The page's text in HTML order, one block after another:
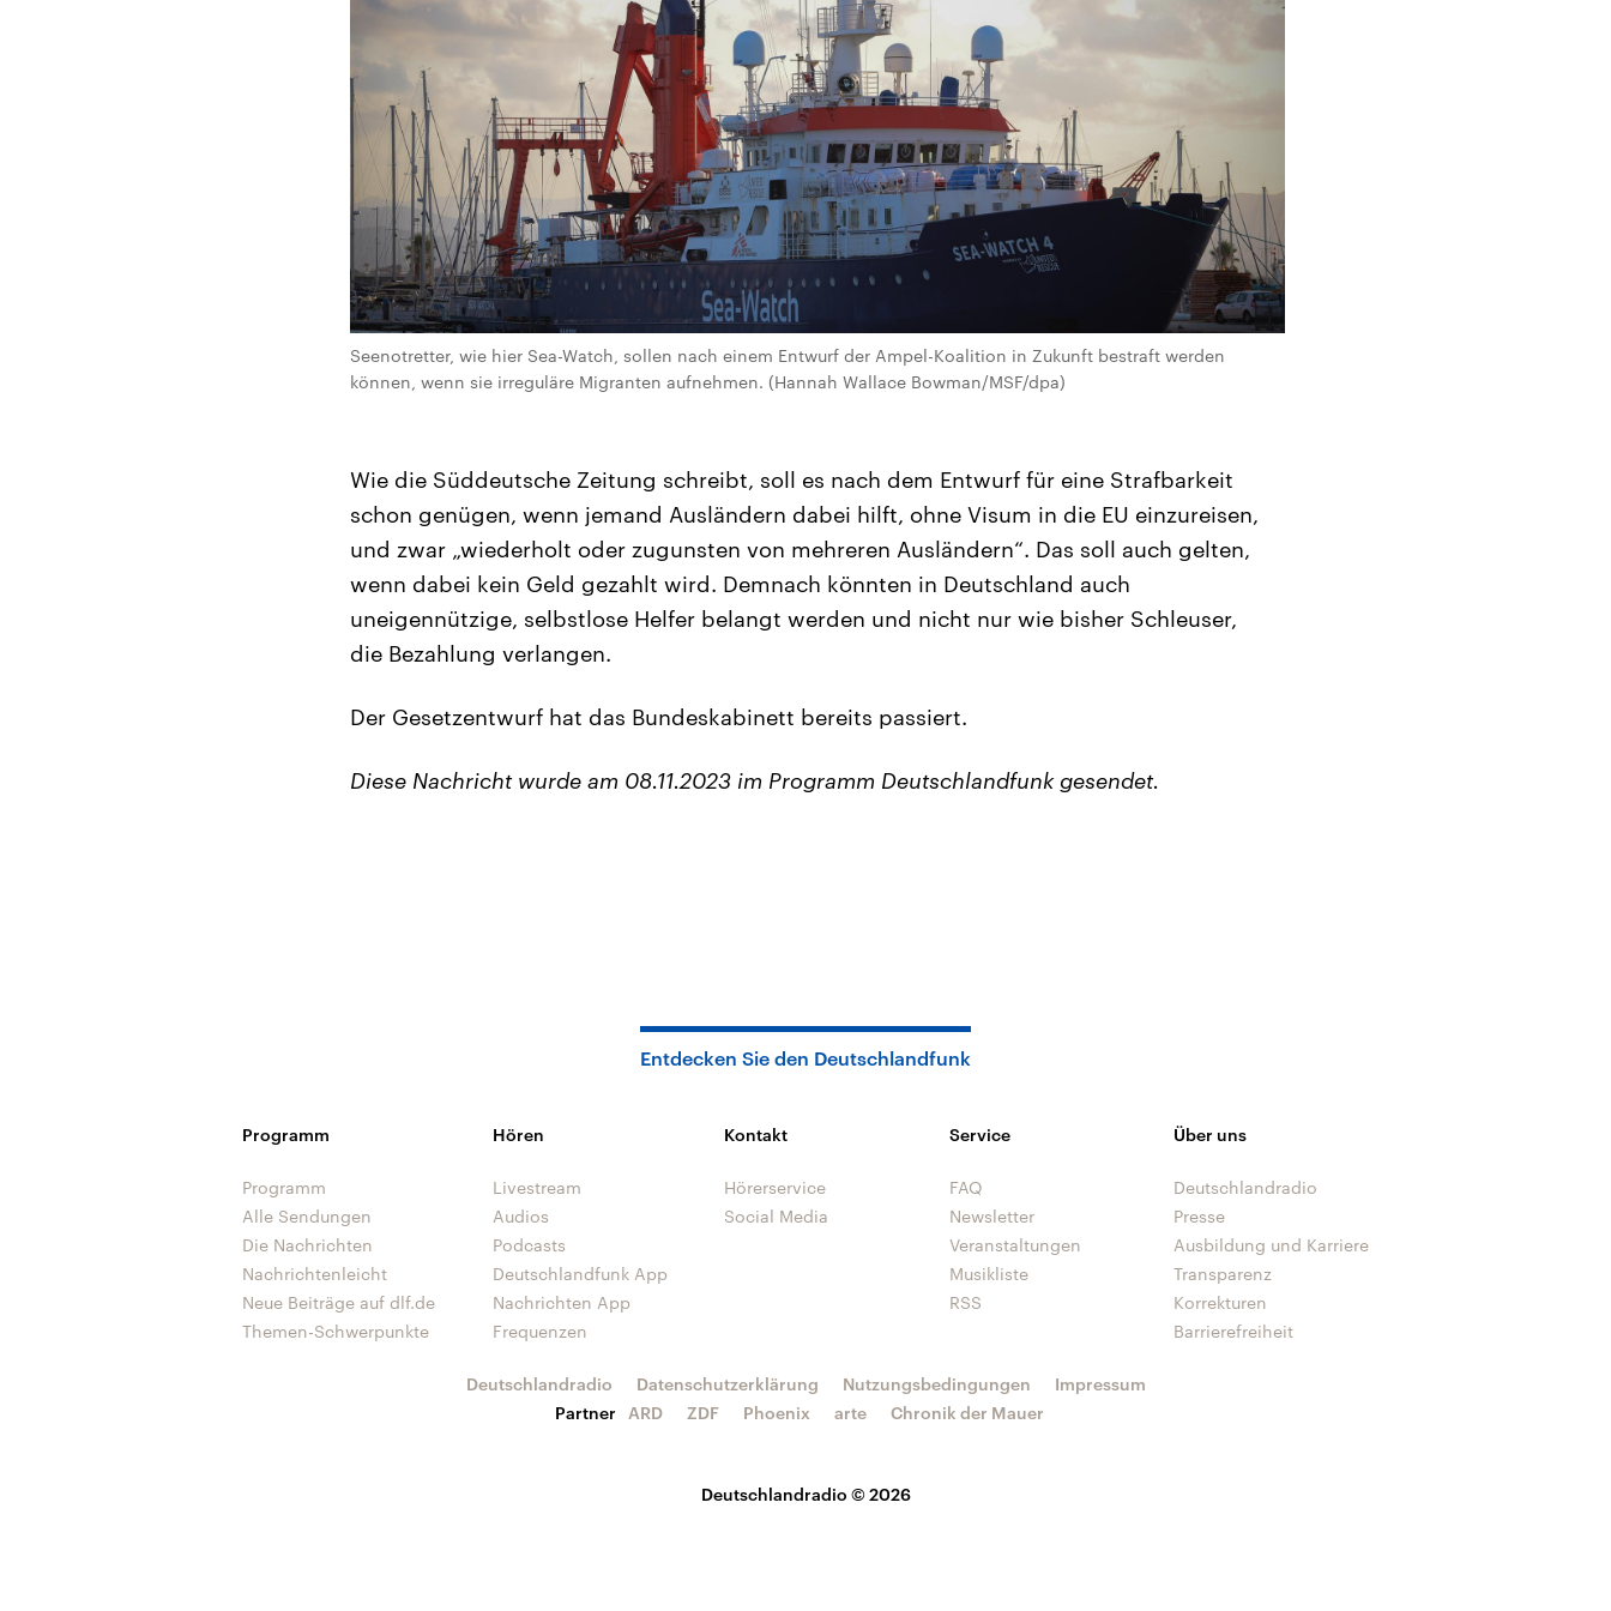
Seenotretter, wie hier Sea-Watch, sollen nach einem Entwurf der Ampel-Koalition in Zukunft bestraft werden
können, wenn sie irreguläre Migranten aufnehmen. (Hannah Wallace Bowman/MSF/dpa)
Wie die Süddeutsche Zeitung schreibt, soll es nach dem Entwurf für eine Strafbarkeit
schon genügen, wenn jemand Ausländern dabei hilft, ohne Visum in die EU einzureisen,
und zwar „wiederholt oder zugunsten von mehreren Ausländern“. Das soll auch gelten,
wenn dabei kein Geld gezahlt wird. Demnach könnten in Deutschland auch
uneigennützige, selbstlose Helfer belangt werden und nicht nur wie bisher Schleuser,
die Bezahlung verlangen.
Der Gesetzentwurf hat das Bundeskabinett bereits passiert.
Diese Nachricht wurde am 08.11.2023 im Programm Deutschlandfunk gesendet.
Entdecken Sie den Deutschlandfunk
Programm
Programm
Alle Sendungen
Die Nachrichten
Nachrichtenleicht
Neue Beiträge auf dlf.de
Themen-Schwerpunkte
Hören
Livestream
Audios
Podcasts
Deutschlandfunk App
Nachrichten App
Frequenzen
Kontakt
Hörerservice
Social Media
Service
FAQ
Newsletter
Veranstaltungen
Musikliste
RSS
Über uns
Deutschlandradio
Presse
Ausbildung und Karriere
Transparenz
Korrekturen
Barrierefreiheit
Deutschlandradio © 2026
Deutschlandradio Datenschutzerklärung Nutzungsbedingungen
Impressum
Partner
ARD ZDF Phoenix arte Chronik der Mauer